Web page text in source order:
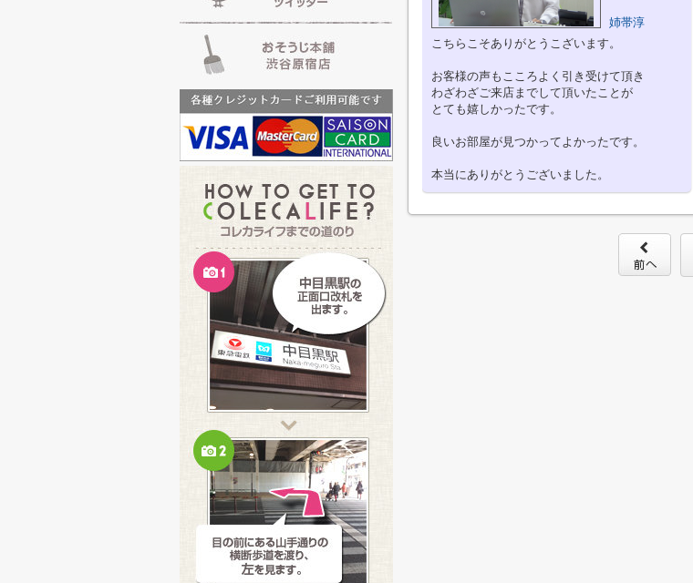
姉帯淳
こちらこそありがとうこざいます。
お客様の声もこころよく引き受けて頂き
わざわざご来店までして頂いたことが
とても嬉しかったです。
良いお部屋が見つかってよかったです。
本当にありがとうございました。